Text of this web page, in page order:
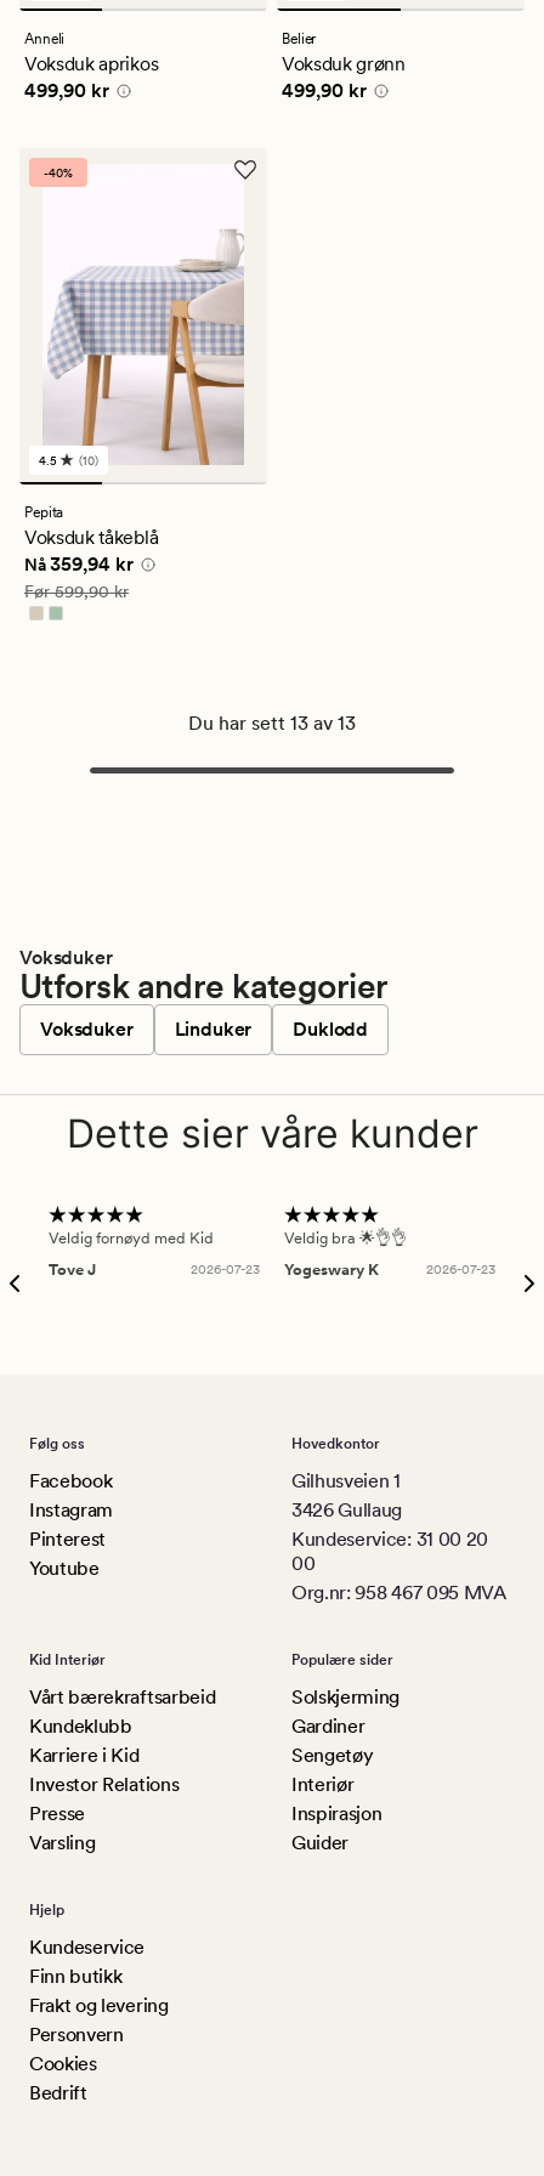
anmeldelser
med
en
gjennomsnittlig
vurdering
Anneli
Voksduk aprikos
Pris 499,90 kr
499,90 kr
anmeldelser
med
en
gjennomsnittlig
vurdering
Belier
Voksduk grønn
Pris 499,90 kr
499,90 kr
-40%
10
anmeldelser
med
en
gjennomsnittlig
vurdering
på
4.5
4.5 (10)
Pepita
Voksduk tåkeblå
Nåværende pris
Nå359,94 kr
Vanlig pris 599,90 kr
Før599,90 kr
Du har sett 13 av 13
Voksduker
Utforsk andre kategorier
Voksduker Linduker Duklodd
Dette sier våre kunder
Veldig fornøyd med Kid
Tove J
2026-07-23
Veldig bra 🌟👌👌
Yogeswary K
2026-07-23
Følg oss
Facebook
Instagram
Pinterest
Youtube
Hovedkontor
Gilhusveien 1
3426 Gullaug
Kundeservice: 31 00 20
00
Org.nr: 958 467 095 MVA
Kid Interiør
Vårt bærekraftsarbeid
Kundeklubb
Karriere i Kid
Investor Relations
Presse
Varsling
Populære sider
Solskjerming
Gardiner
Sengetøy
Interiør
Inspirasjon
Guider
Hjelp
Kundeservice
Finn butikk
Frakt og levering
Personvern
Cookies
Bedrift